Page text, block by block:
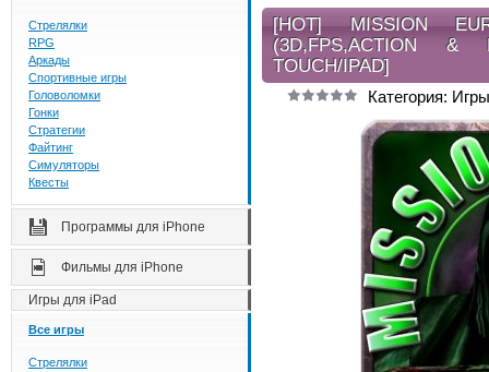
Стрелялки
RPG
Аркады
Спортивные игры
Головоломки
Гонки
Стратегии
Файтинг
Симуляторы
Квесты
Программы для iPhone
Фильмы для iPhone
Игры для iPad
Все игры
Стрелялки
[HOT] MISSION
(3D,FPS,ACTION &
TOUCH/IPAD]
Категория: